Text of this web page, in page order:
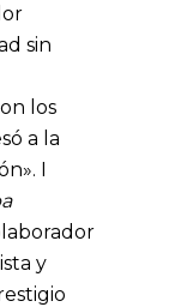
sin
los
a la
I
y